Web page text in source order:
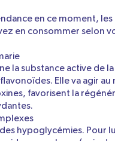
en ce moment,
en consommer selon
la substance active de
Elle va agir
favorisent la
hypoglycémies.